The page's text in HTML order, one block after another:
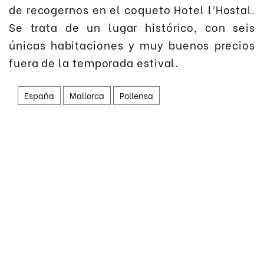
de recogernos en el coqueto Hotel l’Hostal.
Se trata de un lugar histórico, con seis
únicas habitaciones y muy buenos precios
fuera de la temporada estival.
España Mallorca Pollensa